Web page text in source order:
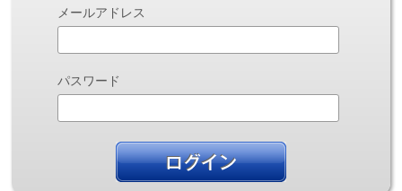
メールアドレス
パスワード